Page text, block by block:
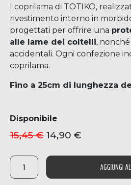
I coprilama di TOTIKO,
rivestimento interno in
progettati per offrire una
alle lame dei coltelli,
accidentali. Ogni confezione
coprilama.
Fino a 25cm di lunghezza
con rivestimento interno in
protezione ottimale alle
confezione include due
Disponibile
15,45€ Il
prezzo
era:
14,90 €
è:
14,90 €.
COPRILAMA
(2
PZ)
AGGIUNGI